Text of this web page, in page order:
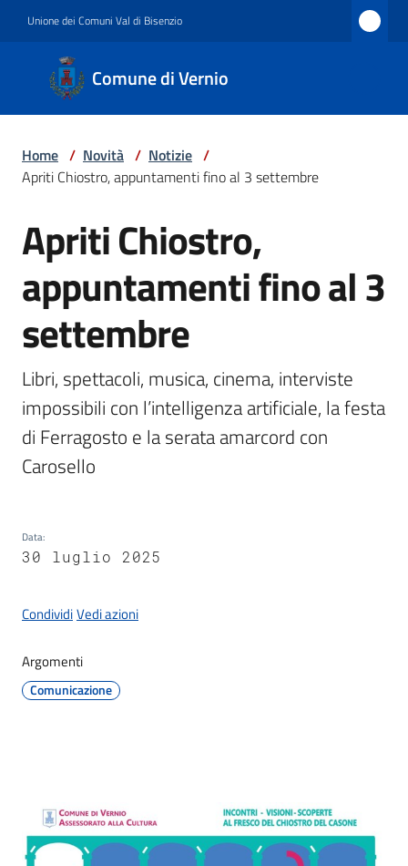
Unione dei Comuni Val di Bisenzio
Comune di Vernio
Comune
di
Vernio
Novità
Servizi
Documenti
e
dati
Seguici
Home / Novità / Notizie /
Apriti Chiostro, appuntamenti fino al 3 settembre
Salta al contenuto
Apriti Chiostro,
appuntamenti fino al 3
settembre
Libri, spettacoli, musica, cinema, interviste
impossibili con l’intelligenza artificiale, la festa
di Ferragosto e la serata amarcord con
Carosello
Data:
30 luglio 2025
CondividiVedi azioni
Argomenti
Comunicazione